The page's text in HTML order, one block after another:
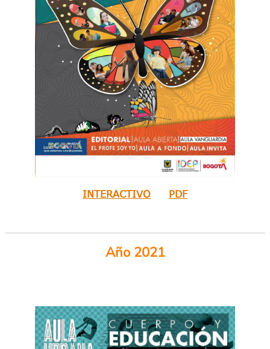
INTERACTIVO PDF
Año 2021